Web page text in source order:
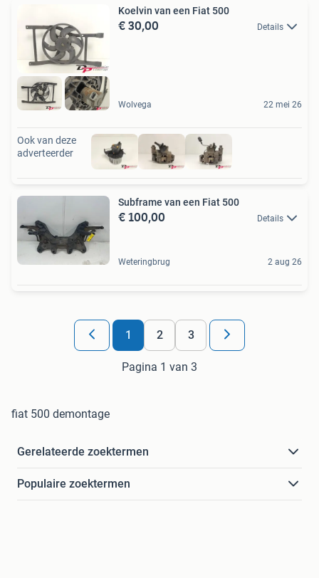
Koelvin van een Fiat 500
€ 30,00 Details
Wolvega 22 mei 26
Ook van deze
adverteerder
Subframe van een Fiat 500
€ 100,00 Details
Weteringbrug 2 aug 26
1 2 3
Pagina 1 van 3
fiat 500 demontage
Gerelateerde zoektermen
Populaire zoektermen